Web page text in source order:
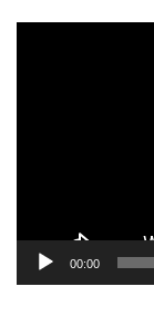
00:00